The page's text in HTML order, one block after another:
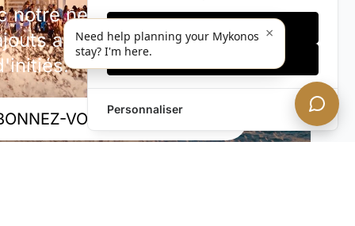
notre newsletter discrète.
au portefeuille, offres
VOUS MAINTENANT !
Personnaliser
Need help planning your Mykonos
stay? I'm here.
×